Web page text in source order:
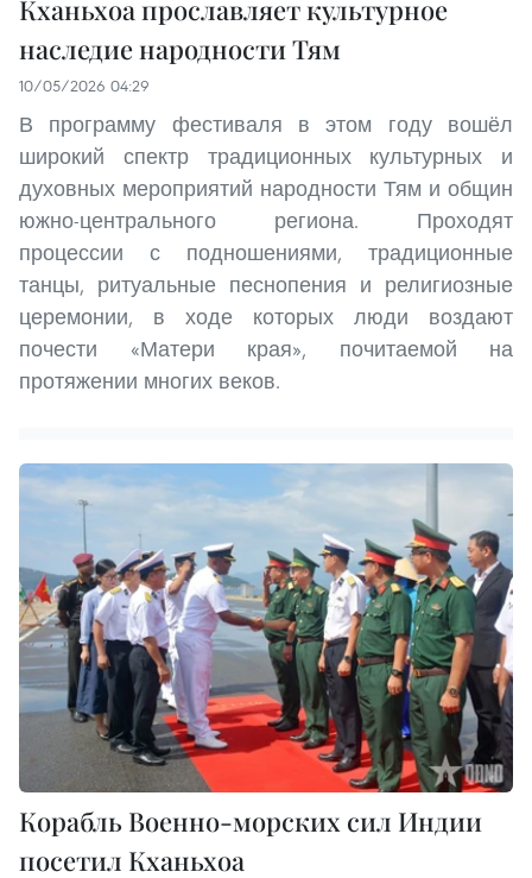
Кханьхоа прославляет культурное
наследие народности Тям
10/05/2026 04:29
В программу фестиваля в этом году вошёл
широкий спектр традиционных культурных и
духовных мероприятий народности Тям и общин
южно-центрального региона. Проходят
процессии с подношениями, традиционные
танцы, ритуальные песнопения и религиозные
церемонии, в ходе которых люди воздают
почести «Матери края», почитаемой на
протяжении многих веков.
Корабль Военно-морских сил Индии
посетил Кханьхоа